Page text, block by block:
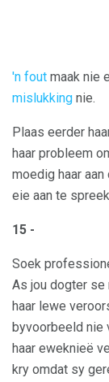
'n fout maak nie
mislukking nie.
Plaas eerder
haar probleem
moedig haar
eie aan te
15 -
Soek
As jou dogter
haar lewe
byvoorbeeld nie
haar eweknieë
kry omdat sy